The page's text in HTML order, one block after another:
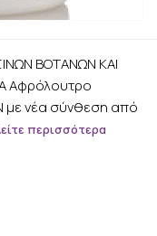
ΒΟΤΑΝΩΝ ΚΑΙ
Αφρόλουτρο
με νέα σύνθεση από
περισσότερα